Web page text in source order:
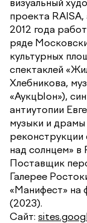
проекта
2012 года
ряде
культурных
спектаклей
Хлебникова,
«АукцЫон»),
антиутопии
музыки и
над солнцем» в
Поставщик
Галерее
«Манифест» на
(2023).
Сайт: